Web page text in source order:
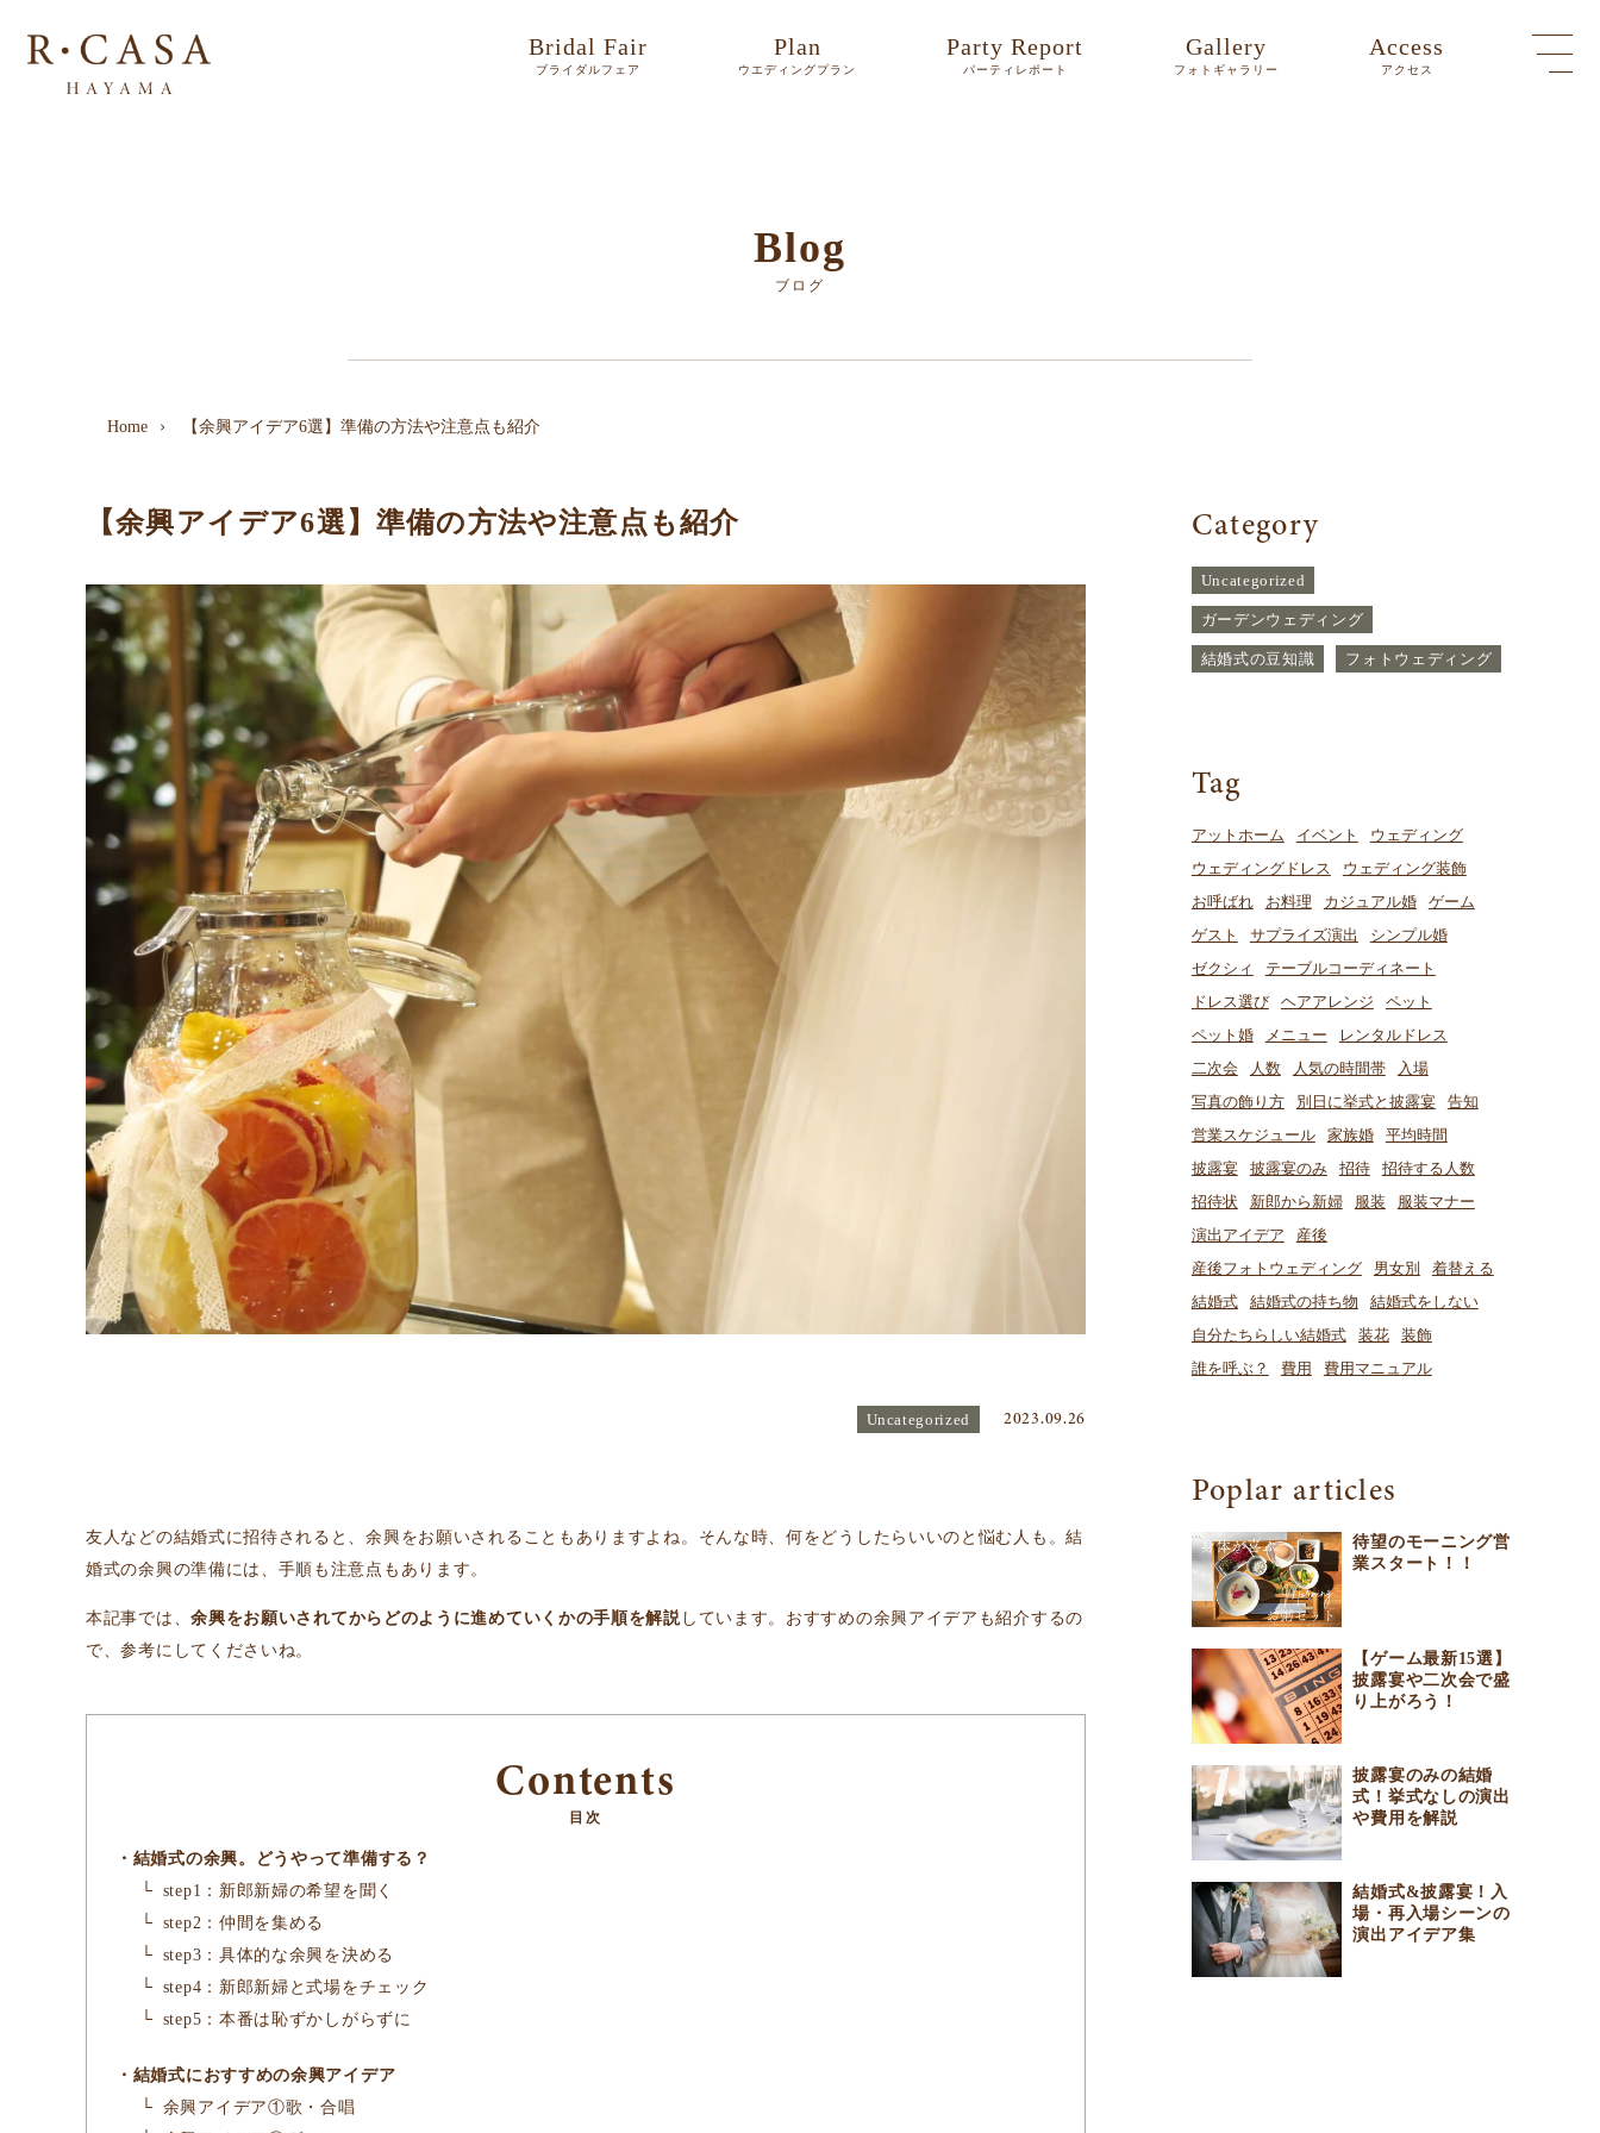
Bridal Fair
ブライダルフェア
Plan
ウエディングプラン
Party Report
パーティレポート
Gallery
フォトギャラリー
Access
アクセス
Blog
ブログ
Home 【余興アイデア6選】準備の方法や注意点も紹介
【余興アイデア6選】準備の方法や注意点も紹介
Uncategorized 2023.09.26
友人などの結婚式に招待されると、余興をお願いされることもありますよね。そんな時、何をどうしたらいいのと悩む人も。結
婚式の余興の準備には、手順も注意点もあります。
本記事では、余興をお願いされてからどのように進めていくかの手順を解説 しています。おすすめの余興アイデアも紹介するの
で、参考にしてくださいね。
Contents
結婚式の余興。どうやって準備する？
step1：新郎新婦の希望を聞く
step2：仲間を集める
step3：具体的な余興を決める
step4：新郎新婦と式場をチェック
step5：本番は恥ずかしがらずに
結婚式におすすめの余興アイデア
余興アイデア①歌・合唱
Category
Uncategorized
ガーデンウェディング
結婚式の豆知識 フォトウェディング
Tag
アットホーム イベント
ウェディング
ウェディングドレス
ウェディング装飾
お呼ばれ
お料理 カジュアル婚
ゲーム
ゲスト
サプライズ演出
シンプル婚
ゼクシィ
テーブルコーディネート
ドレス選び
ヘアアレンジ
ペット
ペット婚
メニュー
レンタルドレス
二次会
人数 人気の時間帯
入場
写真の飾り方
別日に挙式と披露宴
告知
営業スケジュール
家族婚
平均時間
披露宴
披露宴のみ 招待
招待する人数
招待状
新郎から新婦 服装
服装マナー
演出アイデア
産後
産後フォトウェディング
男女別
着替える
結婚式
結婚式の持ち物
結婚式をしない
自分たちらしい結婚式
装花
装飾
誰を呼ぶ？
費用 費用マニュアル
Poplar articles
待望のモーニング営
業スタート！！
【ゲーム最新15選】
披露宴や二次会で盛
り上がろう！
披露宴のみの結婚
式！挙式なしの演出
や費用を解説
結婚式&披露宴！入
場・再入場シーンの
演出アイデア集